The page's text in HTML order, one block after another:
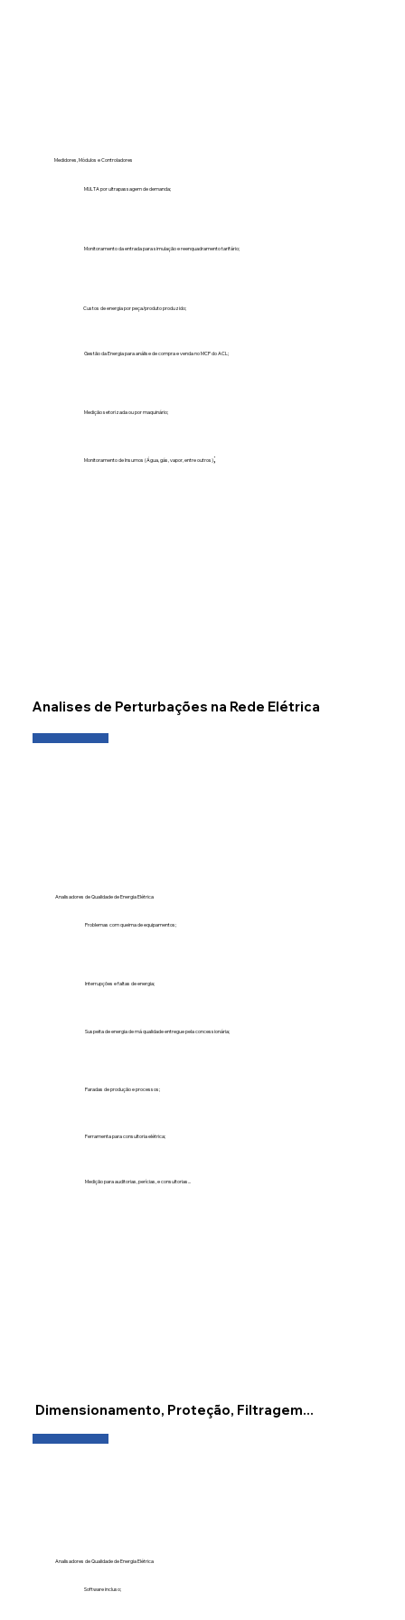
Medidores, Módulos e Controladores
MULTA por ultrapassagem de demanda;
Monitoramento da entrada para simulação e reenquadramento tarifário;
Gestão da Energia para análise de compra e venda no MCP do ACL;
Custos de energia por peça/produto produzido;
Medição setorizada ou por maquinário;
Monitoramento de Insumos (Água, gás, vapor, entre outros);
Analises de Perturbações na Rede Elétrica
Analisadores de Qualidade de Energia Elétrica
Problemas com queima de equipamentos;
Interrupções e faltas de energia;
Paradas de produção e processos;
Suspeita de energia de má qualidade entregue pela concessionária;
Ferramenta para consultoria elétrica;
Medição para auditorias, perícias, e consultorias...
Dimensionamento, Proteção, Filtragem...
Analisadores de Qualidade de Energia Elétrica
Software incluso;